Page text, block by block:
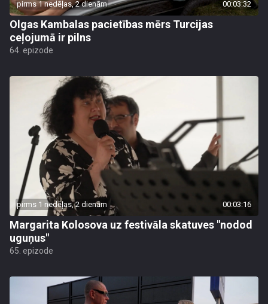
pirms 1 nedēļas, 2 dienām 00:03:32
Olgas Kambalas pacietības mērs Turcijas
ceļojumā ir pilns
64. epizode
pirms 1 nedēļas, 2 dienām 00:03:16
Margarita Kolosova uz festivāla skatuves "nodod
uguņus"
65. epizode